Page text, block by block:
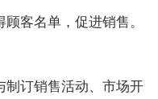
客名单，促进销售。
制订销售活动、市场开